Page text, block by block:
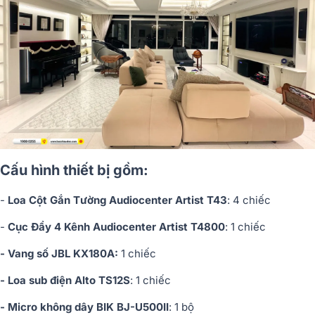
Cấu hình thiết bị gồm:
- Loa Cột Gắn Tường Audiocenter Artist T43: 4 chiếc
- Cục Đẩy 4 Kênh Audiocenter Artist T4800: 1 chiếc
- Vang số JBL KX180A: 1 chiếc
- Loa sub điện Alto TS12S: 1 chiếc
- Micro không dây BIK BJ-U500II: 1 bộ